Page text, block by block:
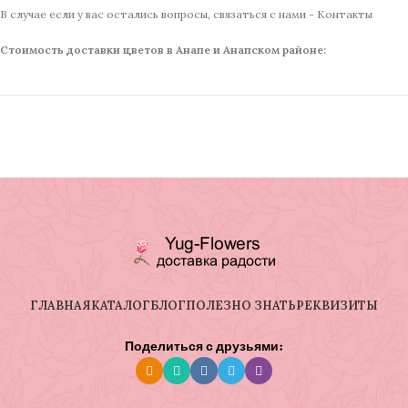
В случае если у вас остались вопросы, связаться с нами - Контакты
Стоимость доставки цветов в Анапе и Анапском районе:
ГЛАВНАЯКАТАЛОГБЛОГПОЛЕЗНО ЗНАТЬРЕКВИЗИТЫ
Поделиться с друзьями: